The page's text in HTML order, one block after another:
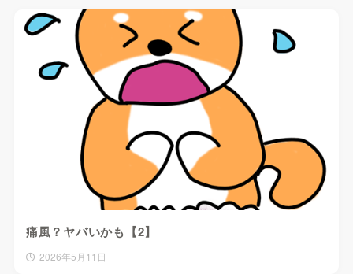
痛風？ヤバいかも【2】
2026年5月11日